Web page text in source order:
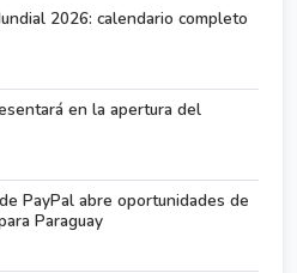
2026: calendario completo
en la apertura del
PayPal abre oportunidades de
Paraguay